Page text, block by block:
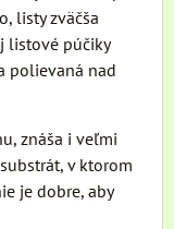
listy zväčša
listové púčiky
polievaná nad
znáša i veľmi
v ktorom
je dobre, aby